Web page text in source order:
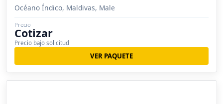
Océano Índico, Maldivas, Male
Precio
Cotizar
Precio bajo solicitud
VER PAQUETE